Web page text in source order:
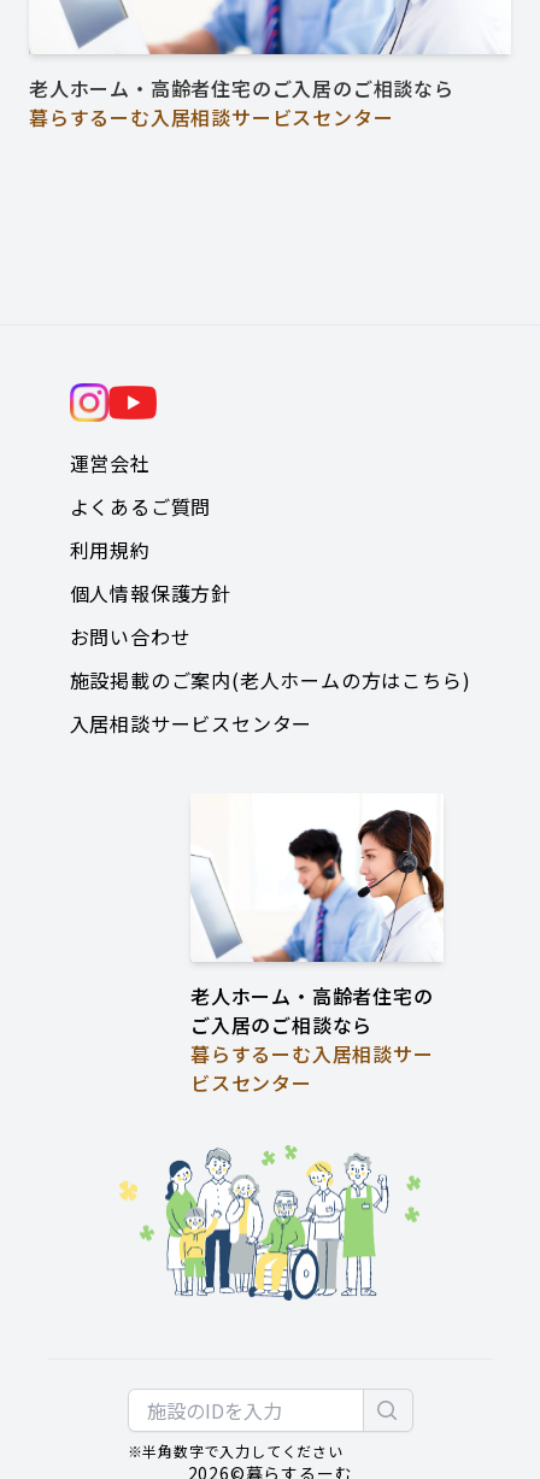
老人ホーム・高齢者住宅のご入居のご相談なら
暮らするーむ入居相談サービスセンター
運営会社
よくあるご質問
利用規約
個人情報保護方針
お問い合わせ
施設掲載のご案内(老人ホームの方はこちら)
入居相談サービスセンター
老人ホーム・高齢者住宅の
ご入居のご相談なら
暮らするーむ入居相談サー
ビスセンター
2026©暮らするーむ
※半角数字で入力してください